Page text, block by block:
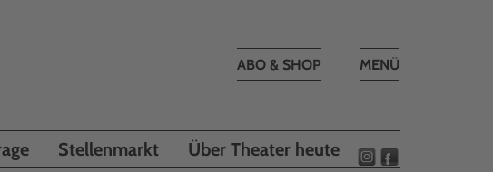
Toggle
MENÜ
ABO & SHOP
Stellenmarkt Über Theater heute